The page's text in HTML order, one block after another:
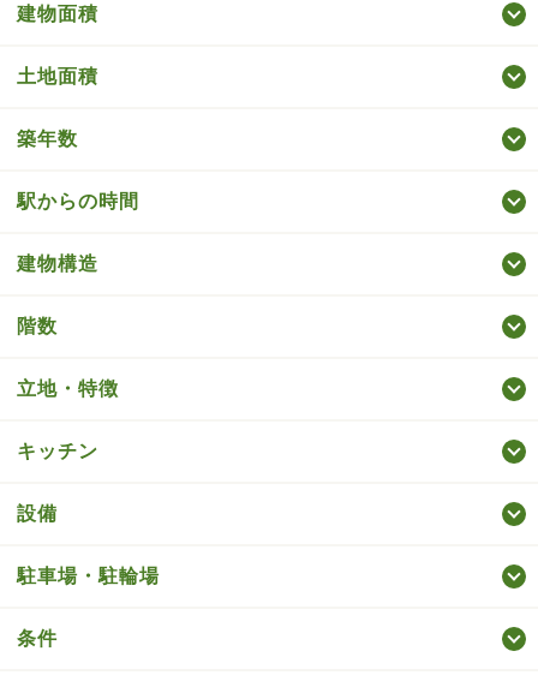
建物面積
土地面積
築年数
駅からの時間
建物構造
階数
立地・特徴
キッチン
設備
駐車場・駐輪場
条件